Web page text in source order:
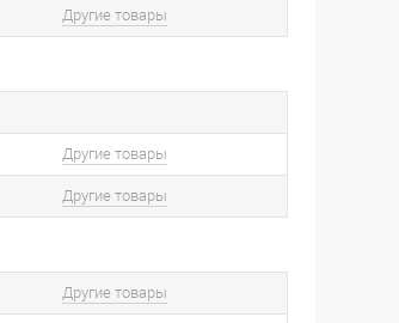
Другие товары
Другие товары
Другие товары
Другие товары